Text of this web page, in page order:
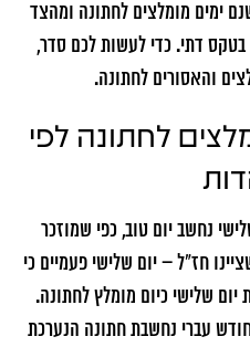
ימים מומלצים לחתונה ומהצד
דתי. כדי לעשות לכם סדר,
והאסורים לחתונה.
לחתונה לפי
נחשב יום טוב, כפי שמוזכר
חז"ל – יום שלישי פעמיים כי
שלישי כיום מומלץ לחתונה.
עברי נחשבת חתונה הנערכת